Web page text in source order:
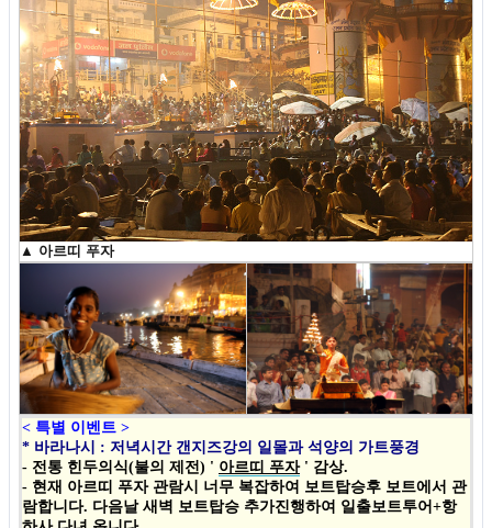
▲ 아르띠 푸자
< 특별 이벤트 >
* 바라나시 : 저녁시간 갠지즈강의 일몰과 석양의 가트풍경
- 전통 힌두의식(불의 제전) ' 아르띠 푸자' 감상.
- 현재 아르띠 푸자 관람시 너무 복잡하여 보트탑승후 보트에서 관
람합니다. 다음날 새벽 보트탑승 추가진행하여 일출보트투어+항